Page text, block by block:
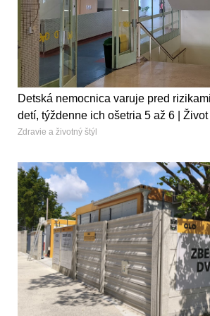
Detská nemocnica varuje pred
detí, týždenne ich ošetria 5 až 6 |
Zdravie a životný štýl